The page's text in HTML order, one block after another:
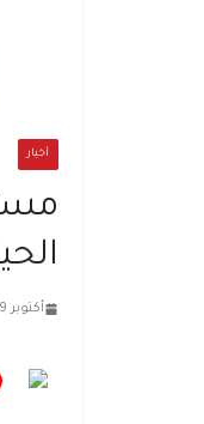
أخبار
أكتوبر 29, 2022